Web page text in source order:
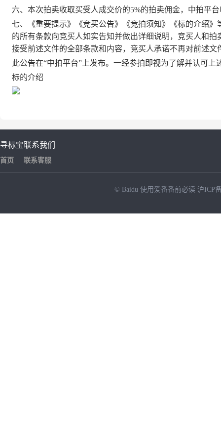
六、本次拍卖收取买受人成交价的5%的拍卖佣金，中拍平
七、《重要提示》《竞买公告》《竞拍须知》《标的介绍
的所有条款向竞买人如实告知并做出详细说明，竞买人和
接受前述文件的全部条款和内容，竞买人承诺不再对前述文
此公告在“中拍平台”上发布。一经参拍即视为了解并认可上
标的介绍
寻标宝
首页
联系我们
联系客服
© Baidu 使用爱番番前必读 沪ICP